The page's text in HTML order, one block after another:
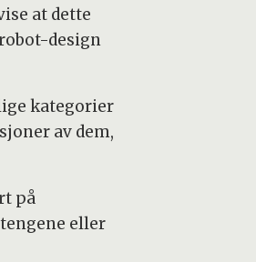
at dette
design
kategorier
av dem,
på
eller